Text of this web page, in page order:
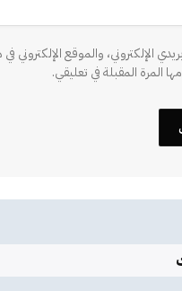
الإلكتروني، والموقع الإلكتروني في
المرة المقبلة في تعليقي.